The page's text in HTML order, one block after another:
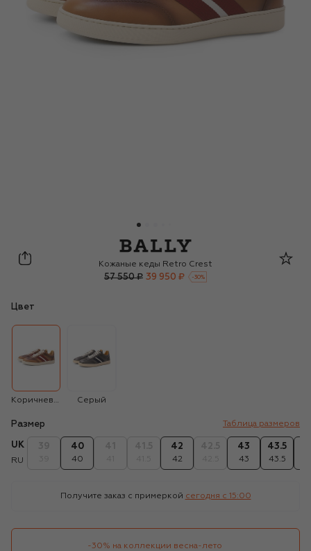
Bally
Кожаные кеды Retro Crest
57 550 ₽ 39 950 ₽ -30%
Цвет
Коричневый Серый
Размер Таблица размеров
UK
RU
40
40
42
42
43
43
43.5
43.5
Получите заказ с примеркой сегодня c 15:00
-30% на коллекции весна-лето